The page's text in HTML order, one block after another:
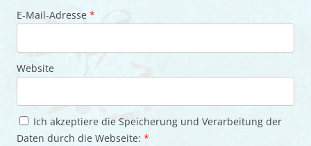
E-Mail-Adresse *
Website
Ich akzeptiere die Speicherung und Verarbeitung der
Daten durch die Webseite: *